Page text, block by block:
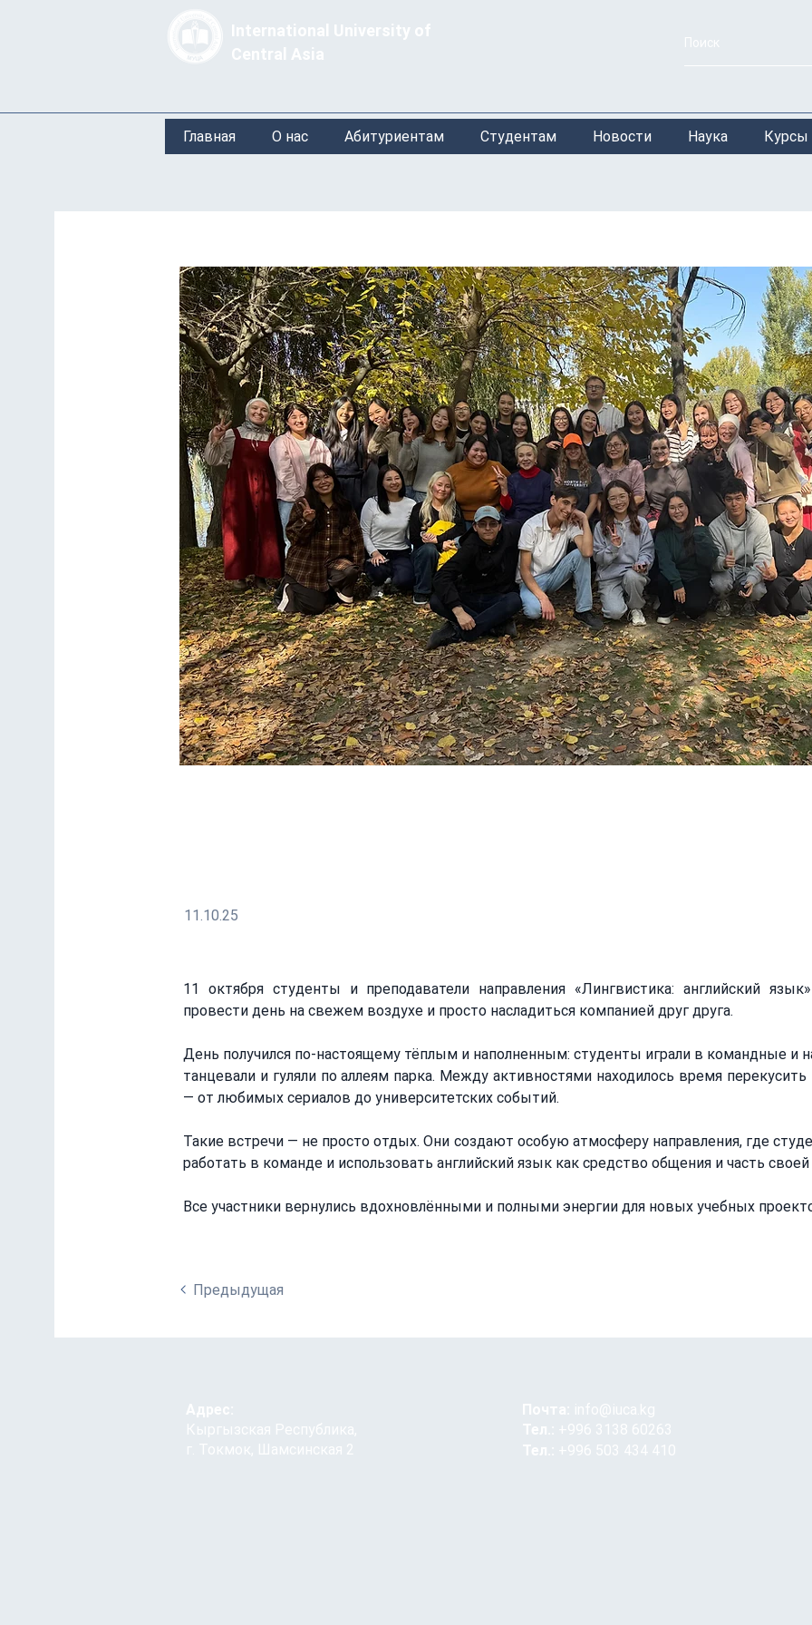
International University of
Central Asia
Главная О нас Абитуриентам Студентам Новости Наука Курсы
11.10.25
11 октября студенты и преподаватели направления «Лингвистика: английский
провести день на свежем воздухе и просто насладиться компанией друг друга.
День получился по-настоящему тёплым и наполненным: студенты играли в командные и
танцевали и гуляли по аллеям парка. Между активностями находилось время
— от любимых сериалов до университетских событий.
Такие встречи — не просто отдых. Они создают особую атмосферу направления, где
работать в команде и использовать английский язык как средство общения и часть
Все участники вернулись вдохновлёнными и полными энергии для новых учебных
Предыдущая
Адрес:
Кыргызская Республика,
г. Токмок, Шамсинская 2
Почта: info@iuca.kg
Тел.:
+996 3138 60263
Тел.:
+996 503 434 410